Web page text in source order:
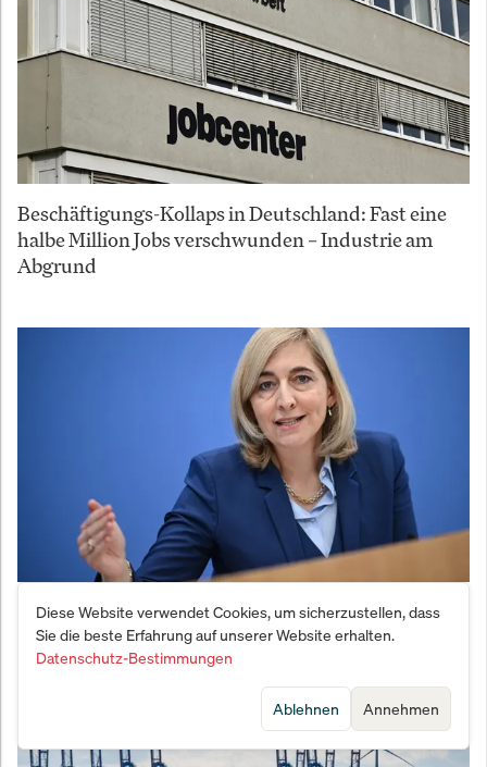
Beschäftigungs-Kollaps in Deutschland: Fast eine
halbe Million Jobs verschwunden – Industrie am
Abgrund
Warkens Mogelpackung: Reform deckt
Milliardenloch nur bis 2028
Diese Website verwendet Cookies, um sicherzustellen, dass
Sie die beste Erfahrung auf unserer Website erhalten.
Datenschutz-Bestimmungen
Annehmen
Ablehnen